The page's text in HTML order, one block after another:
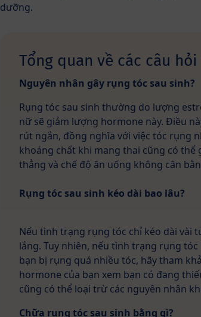
dưỡng.
Tổng quan về các câu
Nguyên nhân gây rụng tóc sau sinh?
Rụng tóc sau sinh thường do lượng
nữ sẽ giảm lượng hormone này. Điều
rút ngắn, đồng nghĩa với việc tóc rụng
khoáng chất khi mang thai cũng có
thẳng và chế độ ăn uống không cân
Rụng tóc sau sinh kéo dài bao lâu?
Nếu tình trạng rụng tóc chỉ kéo dài vài
lắng. Tuy nhiên, nếu tình trạng rụng
bạn bị rụng quá nhiều tóc, hãy tham
hormone của bạn xem bạn có đang
cũng có thể loại trừ các nguyên nhân
Chữa rụng tóc sau sinh bằng gì?